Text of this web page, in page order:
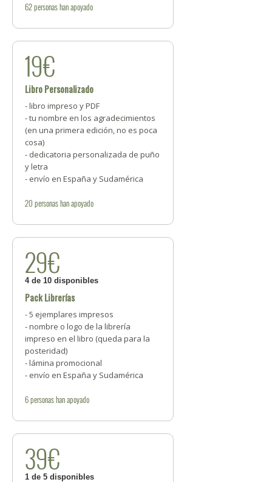
62personashan apoyado
19€
Libro Personalizado
- libro impreso y PDF
- tu nombre en los agradecimientos
(en una primera edición, no es poca
cosa)
- dedicatoria personalizada de puño
y letra
- envío en España y Sudamérica
20 personashan apoyado
29€
4 de 10 disponibles
Pack Librerías
- 5 ejemplares impresos
- nombre o logo de la librería
impreso en el libro (queda para la
posteridad)
- lámina promocional
- envío en España y Sudamérica
6personashan apoyado
39€
1 de 5 disponibles